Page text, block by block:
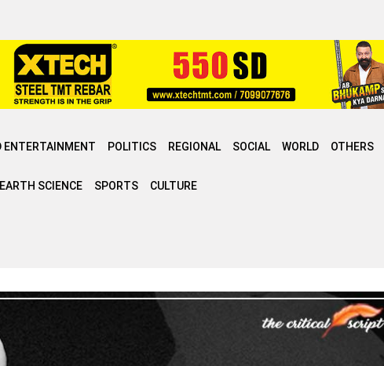
ENTERTAINMENT POLITICS REGIONAL SOCIAL WORLD OTHERS
EARTH SCIENCE SPORTS CULTURE